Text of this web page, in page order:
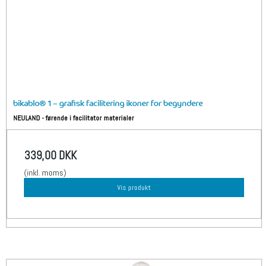
bikablo® 1 – grafisk facilitering ikoner for begyndere
NEULAND - førende i facilitator materialer
339,00 DKK
(inkl. moms)
Vis produkt